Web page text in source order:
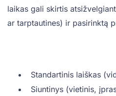
laikas gali skirtis
ar tarptautines) ir pasirinktą
Standartinis laiškas
Siuntinys (vietinis,